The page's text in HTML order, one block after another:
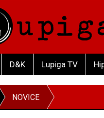
D&K Lupiga TV
NOVICE